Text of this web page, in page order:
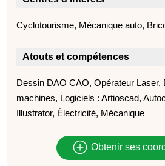
Cyclotourisme, Mécanique auto,
Atouts et compétences
Dessin DAO CAO, Opérateur Laser,
machines, Logiciels : Artioscad,
Illustrator, Électricité, Mécanique
Obtenir ses